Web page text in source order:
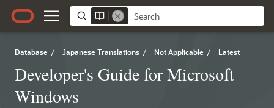
Database / Japanese Translations / Not Applicable / Latest
Developer's Guide for Microsoft
Windows